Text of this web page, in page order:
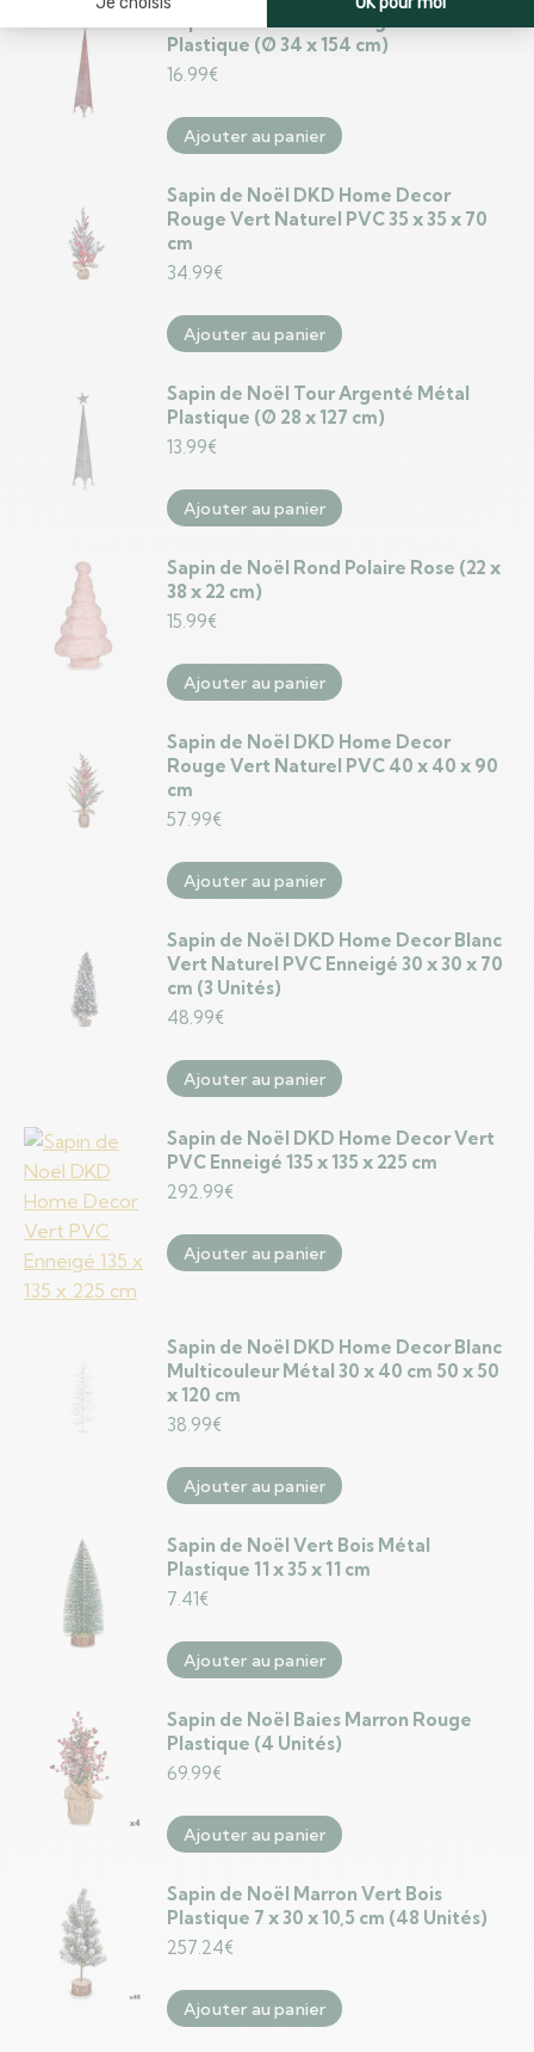
Plastique (Ø 34 x 154 cm)
16.99€
Ajouter au panier
Sapin de Noël DKD Home Decor
Rouge Vert Naturel PVC 35 x 35 x 70
cm
34.99€
Ajouter au panier
Sapin de Noël Tour Argenté Métal
Plastique (Ø 28 x 127 cm)
13.99€
Ajouter au panier
Sapin de Noël Rond Polaire Rose (22 x
38 x 22 cm)
15.99€
Ajouter au panier
Sapin de Noël DKD Home Decor
Rouge Vert Naturel PVC 40 x 40 x 90
cm
57.99€
Ajouter au panier
Sapin de Noël DKD Home Decor Blanc
Vert Naturel PVC Enneigé 30 x 30 x 70
cm (3 Unités)
48.99€
Ajouter au panier
Sapin de Noël DKD Home Decor Vert
PVC Enneigé 135 x 135 x 225 cm
292.99€
Ajouter au panier
Sapin de Noël DKD Home Decor Blanc
Multicouleur Métal 30 x 40 cm 50 x 50
x 120 cm
38.99€
Ajouter au panier
Sapin de Noël Vert Bois Métal
Plastique 11 x 35 x 11 cm
7.41€
Ajouter au panier
Sapin de Noël Baies Marron Rouge
Plastique (4 Unités)
69.99€
Ajouter au panier
Sapin de Noël Marron Vert Bois
Plastique 7 x 30 x 10,5 cm (48 Unités)
257.24€
Ajouter au panier